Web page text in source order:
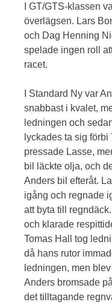
I GT/GTS-klassen
överlägsen. Lars
och Dag Henning
spelade ingen roll
racet.
I Standard Ny var
snabbast i kvalet,
ledningen och
lyckades ta sig
pressade Lasse,
bil läckte olja, och
Anders bil efteråt.
igång och regnade
att byta till
och klarade
Tomas Hall tog
då hans rutor
ledningen, men
Anders bromsade
det tilltagande